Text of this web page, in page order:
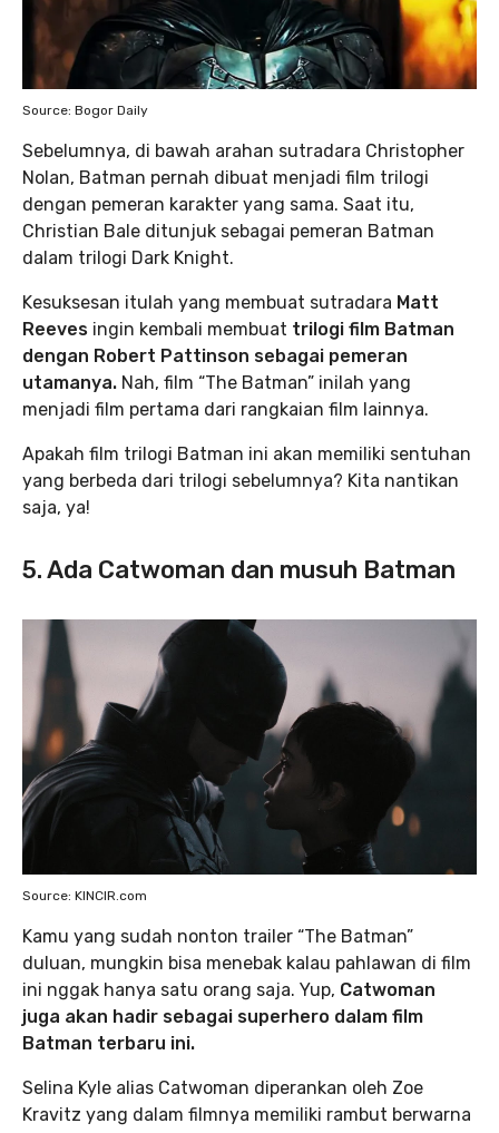
Source: Bogor Daily
Sebelumnya, di bawah arahan sutradara Christopher
Nolan, Batman pernah dibuat menjadi film trilogi
dengan pemeran karakter yang sama. Saat itu,
Christian Bale ditunjuk sebagai pemeran Batman
dalam trilogi Dark Knight.
Kesuksesan itulah yang membuat sutradara Matt
Reeves ingin kembali membuat trilogi film Batman
dengan Robert Pattinson sebagai pemeran
utamanya. Nah, film “The Batman” inilah yang
menjadi film pertama dari rangkaian film lainnya.
Apakah film trilogi Batman ini akan memiliki sentuhan
yang berbeda dari trilogi sebelumnya? Kita nantikan
saja, ya!
5. Ada Catwoman dan musuh Batman
Source: KINCIR.com
Kamu yang sudah nonton trailer “The Batman”
duluan, mungkin bisa menebak kalau pahlawan di film
ini nggak hanya satu orang saja. Yup, Catwoman
juga akan hadir sebagai superhero dalam film
Batman terbaru ini.
Selina Kyle alias Catwoman diperankan oleh Zoe
Kravitz yang dalam filmnya memiliki rambut berwarna